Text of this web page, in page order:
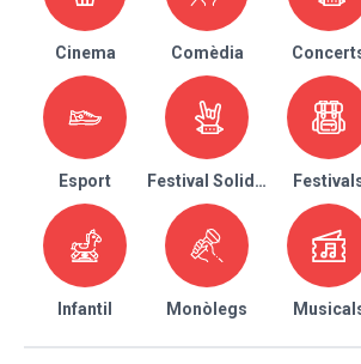
Cinema Comèdia
Esport Festival Solidari
Infantil Monòlegs